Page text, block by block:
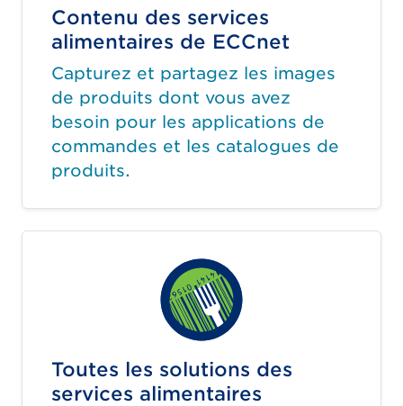
Contenu des services
alimentaires de ECCnet
Capturez et partagez les images
de produits dont vous avez
besoin pour les applications de
commandes et les catalogues de
produits.
Toutes les solutions des
services alimentaires